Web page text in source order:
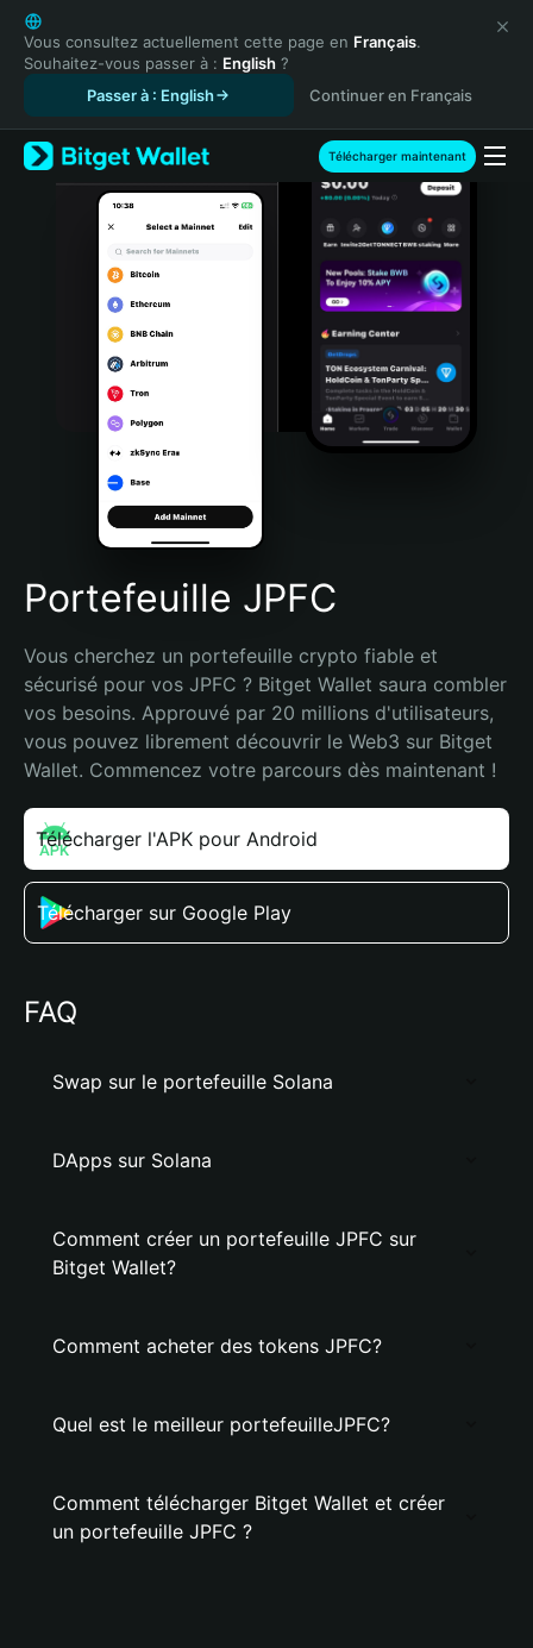
English
日本語
Tiếng Việt
Español (Latinoamérica)
Türkçe
Italiano
Português (Portugal)
Bahasa Indonesia
Português (Brasil)
Español (Argentina)
Vous consultez actuellement cette page en Français.
Souhaitez-vous passer à : English ?
Passer à : English
Continuer en Français
Télécharger maintenant
Portefeuille JPFC
Vous cherchez un portefeuille crypto fiable et
sécurisé pour vos JPFC ? Bitget Wallet saura combler
vos besoins. Approuvé par 20 millions d'utilisateurs,
vous pouvez librement découvrir le Web3 sur Bitget
Wallet. Commencez votre parcours dès maintenant !
Télécharger l'APK pour Android
Télécharger sur Google Play
FAQ
Swap sur le portefeuille Solana
DApps sur Solana
Comment créer un portefeuille JPFC sur
Bitget Wallet?
Comment acheter des tokens JPFC?
Quel est le meilleur portefeuilleJPFC?
Comment télécharger Bitget Wallet et créer
un portefeuille JPFC ?